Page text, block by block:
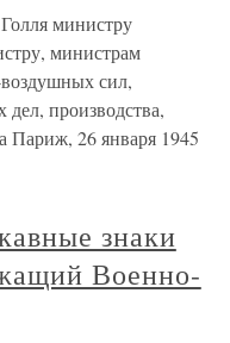
министру
министрам
сил,
производства,
Париж, 26 января 1945
знаки
Военно-